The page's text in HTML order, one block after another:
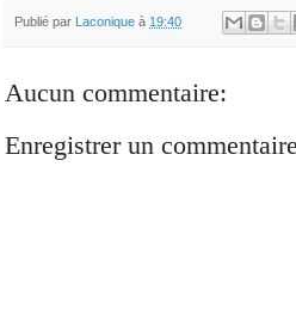
Publié par Laconique à 19:40
Aucun commentaire:
Enregistrer un commentaire